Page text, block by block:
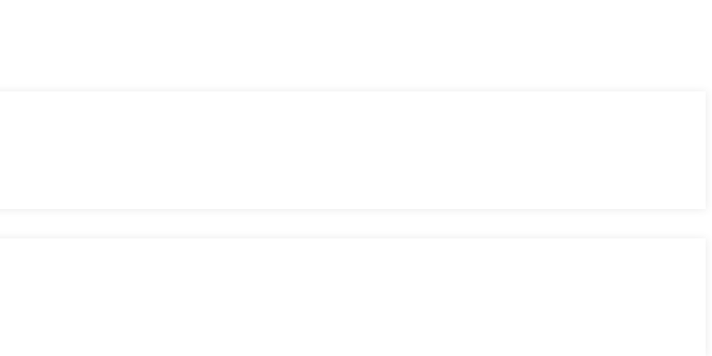
complicações.
do mercado.
e dApps.